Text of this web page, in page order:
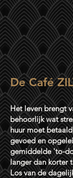
De Café
Het leven brengt
behoorlijk wat
huur moet
gevoed en
gemiddelde 'to-
langer dan korter
Los van de